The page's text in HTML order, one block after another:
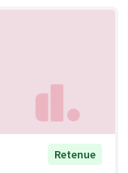
Retenue